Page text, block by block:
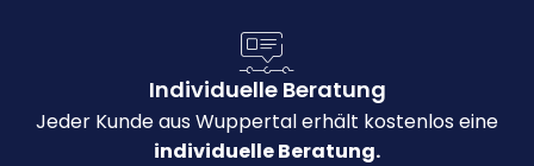
Individuelle Beratung
Jeder Kunde aus Wuppertal erhält kostenlos eine
individuelle Beratung.